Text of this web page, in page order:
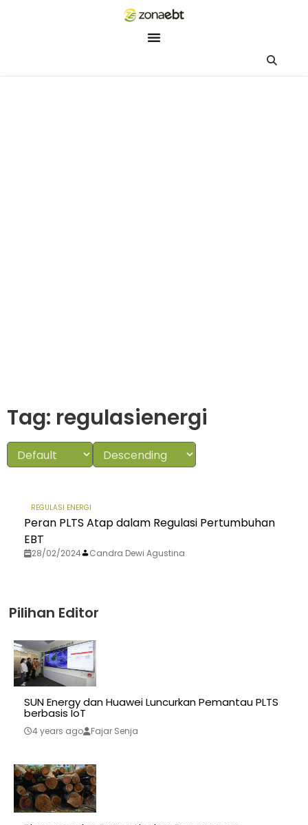
Tag: regulasienergi
REGULASI ENERGI
Peran PLTS Atap dalam Regulasi Pertumbuhan
EBT
28/02/2024 Candra Dewi Agustina
Pilihan Editor
SUN Energy dan Huawei Luncurkan Pemantau PLTS
berbasis IoT
4 years ago Fajar Senja